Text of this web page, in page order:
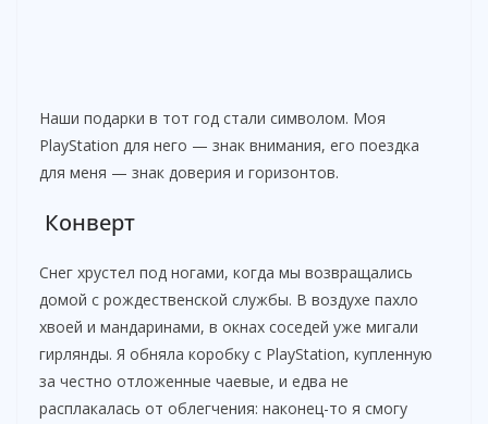
Наши подарки в тот год стали символом. Моя
PlayStation для него — знак внимания, его поездка
для меня — знак доверия и горизонтов.
Конверт
Снег хрустел под ногами, когда мы возвращались
домой с рождественской службы. В воздухе пахло
хвоей и мандаринами, в окнах соседей уже мигали
гирлянды. Я обняла коробку с PlayStation, купленную
за честно отложенные чаевые, и едва не
расплакалась от облегчения: наконец-то я смогу